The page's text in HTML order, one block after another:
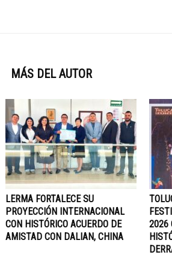
MÁS DEL AUTOR
LERMA FORTALECE SU
PROYECCIÓN INTERNACIONAL
CON HISTÓRICO ACUERDO DE
AMISTAD CON DALIAN, CHINA
2026